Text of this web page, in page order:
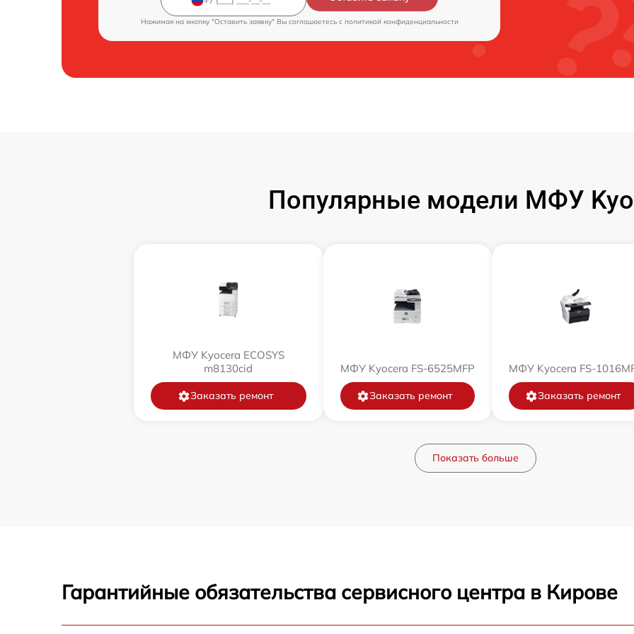
Нажимая на кнопку "Оставить заявку" Вы соглашаетесь c политикой конфиденциальности
Популярные модели МФУ
МФУ Kyocera ECOSYS
m8130cid
Заказать ремонт
МФУ Kyocera FS-6525MFP
Заказать ремонт
МФУ Kyocera FS-
Заказать ремонт
Показать больше
Гарантийные обязательства сервисного центра в Кирове